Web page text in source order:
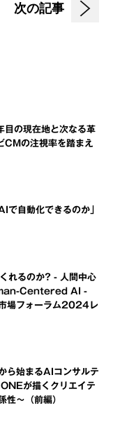
次の記事
目の現在地と次なる革
の注視率を踏まえ
で自動化できるのか」
れるのか? - 人間中心
Centered AI -
市場フォーラム2024レ
ら始まるAIコンサルテ
が描くクリエイテ
性～（前編）